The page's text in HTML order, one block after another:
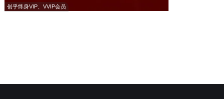
创乎终身VIP、VVIP会员